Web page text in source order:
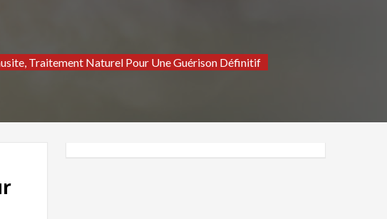
Traitement Naturel Pour Une Guérison Définitif